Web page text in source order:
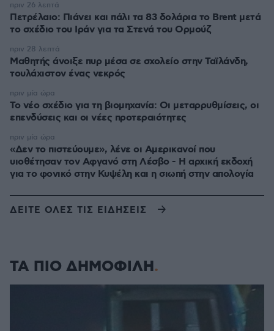
Πετρέλαιο: Πιάνει και πάλι τα 83 δολάρια το Brent μετά
το σχέδιο του Ιράν για τα Στενά του Ορμούζ
πριν 26 λεπτά
Μαθητής άνοιξε πυρ μέσα σε σχολείο στην Ταϊλάνδη,
τουλάχιστον ένας νεκρός
πριν 28 λεπτά
Το νέο σχέδιο για τη βιομηχανία: Οι μεταρρυθμίσεις, οι
επενδύσεις και οι νέες προτεραιότητες
πριν μία ώρα
«Δεν το πιστεύουμε», λένε οι Αμερικανοί που
υιοθέτησαν τον Αφγανό στη Λέσβο - Η αρχική εκδοχή
για το φονικό στην Κυψέλη και η σιωπή στην απολογία
πριν μία ώρα
ΔΕΙΤΕ ΟΛΕΣ ΤΙΣ ΕΙΔΗΣΕΙΣ
ΤΑ ΠΙΟ ΔΗΜΟΦΙΛΗ